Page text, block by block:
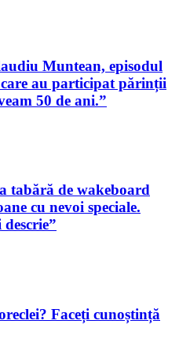
Muntean, episodul
au participat părinții
50 de ani.”
tabără de wakeboard
cu nevoi speciale.
Faceți cunoștință